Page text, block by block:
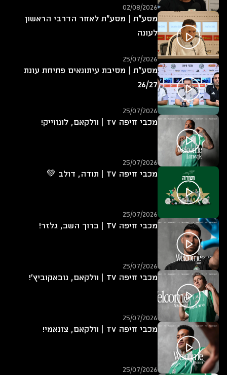
02/08/2026
מסע"ת | מסע"ת לאחר הדרבי הראשון
לעונה
25/07/2026
מסע"ת | מסיבת עיתונאים פתיחת עונת
26/27
25/07/2026
מכבי חיפה TV | וולקאם, לונווייק!
25/07/2026
מכבי חיפה TV | תודה, דולב 💚
25/07/2026
מכבי חיפה TV | ברוך השב, גלזר!
25/07/2026
מכבי חיפה TV | וולקאם, נובאקוביץ'!
25/07/2026
מכבי חיפה TV | וולקאם, צונאמי!
25/07/2026